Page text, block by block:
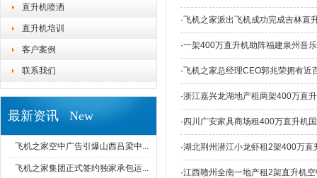
直升机喷洒
直升机培训
客户案例
联系我们
最新资讯 New
飞机之家空中广告引爆山西吕梁中...
飞机之家集团正式签约独家承包运...
·飞机之家派出飞机成功完成吉林直
·一架400万直升机助阵福建泉州音
·飞机之家总经理CEO郭兆荣拥有近
·浙江嘉兴龙湖地产租两架400万直
· 四川广安家具商场租400万直升机
·湖北荆州潜江小龙虾租2架400万
·江西赣州全南一地产租2架直升机